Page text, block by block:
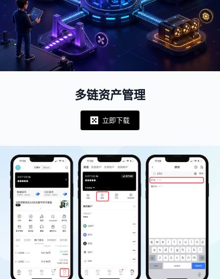
多链资产管理
Notifications
立即下载